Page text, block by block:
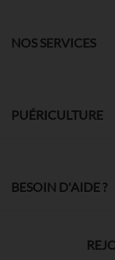
NOS SERVICES
PUÉRICULTURE
BESOIN D'AIDE ?